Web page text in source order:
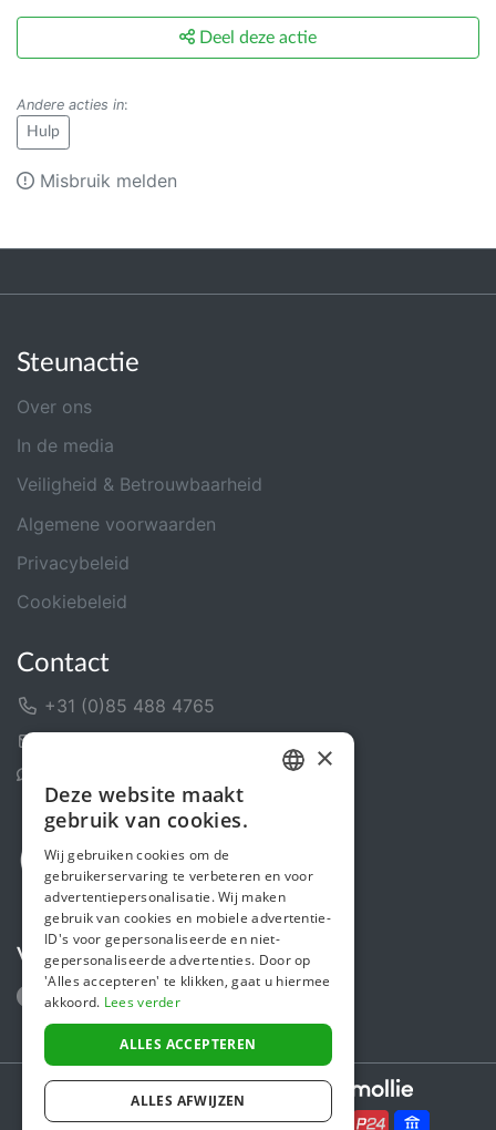
Deel deze actie
Andere acties in:
Hulp
Misbruik melden
Steunactie
Over ons
In de media
Veiligheid & Betrouwbaarheid
Algemene voorwaarden
Privacybeleid
Cookiebeleid
Contact
+31 (0)85 488 4765
Volg ons
Secure payments powered by
ENGLISH
×
Deze website maakt
gebruik van cookies.
Wij gebruiken cookies om de
gebruikerservaring te verbeteren en voor
advertentiepersonalisatie. Wij maken
gebruik van cookies en mobiele advertentie-
ID's voor gepersonaliseerde en niet-
gepersonaliseerde advertenties. Door op
'Alles accepteren' te klikken, gaat u hiermee
akkoord. Lees verder
ALLES ACCEPTEREN
ALLES AFWIJZEN